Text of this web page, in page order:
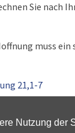
Nutzung der
Sie nach
muss
21,1-7